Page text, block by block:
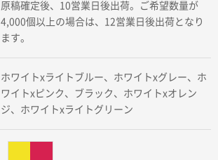
原稿確定後、10営業日後出荷。ご希望数量が
4,000個以上の場合は、12営業日後出荷となり
ます。
ホワイトxライトブルー、ホワイトxグレー、ホ
ワイトxピンク、ブラック、ホワイトxオレン
ジ、ホワイトxライトグリーン